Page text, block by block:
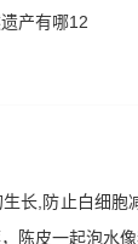
产有哪12
长,防止白细胞
陈皮一起泡水